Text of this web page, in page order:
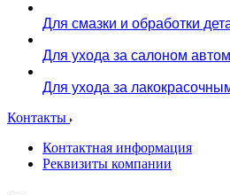
Для смазки и обработки
Для ухода за салоном
Для ухода за
Контакты
Контактная информация
Реквизиты компании